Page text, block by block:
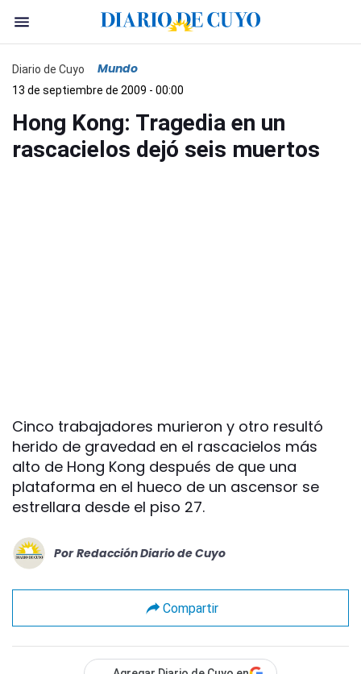
Diario de Cuyo Mundo
13 de septiembre de 2009 - 00:00
Hong Kong: Tragedia en un
rascacielos dejó seis muertos
Cinco trabajadores murieron y otro resultó
herido de gravedad en el rascacielos más
alto de Hong Kong después de que una
plataforma en el hueco de un ascensor se
estrellara desde el piso 27.
Por Redacción Diario de Cuyo
Compartir